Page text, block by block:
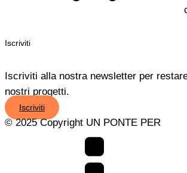
Iscriviti
Iscriviti alla nostra newsletter per
nostri progetti.
Iscriviti
© 2025 Copyright UN PONTE PER